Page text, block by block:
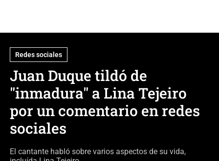
Redes sociales
Juan Duque tildó de
"inmadura" a Lina Tejeiro
por un comentario en redes
sociales
El cantante habló sobre varios aspectos de su vida,